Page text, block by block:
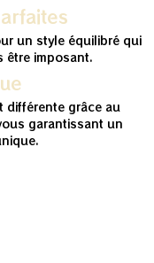
un style équilibré qui
être imposant.
différente grâce au
garantissant un